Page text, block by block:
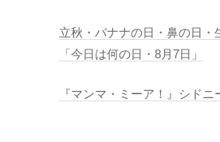
立秋・バナナの日・鼻の日・
「今日は何の日・8月7日」
『マンマ・ミーア！』シドニ